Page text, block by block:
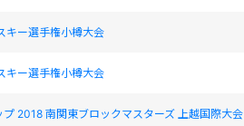
キー選手権小樽大会
キー選手権小樽大会
2018 南関東ブロックマスターズ 上越国際大会